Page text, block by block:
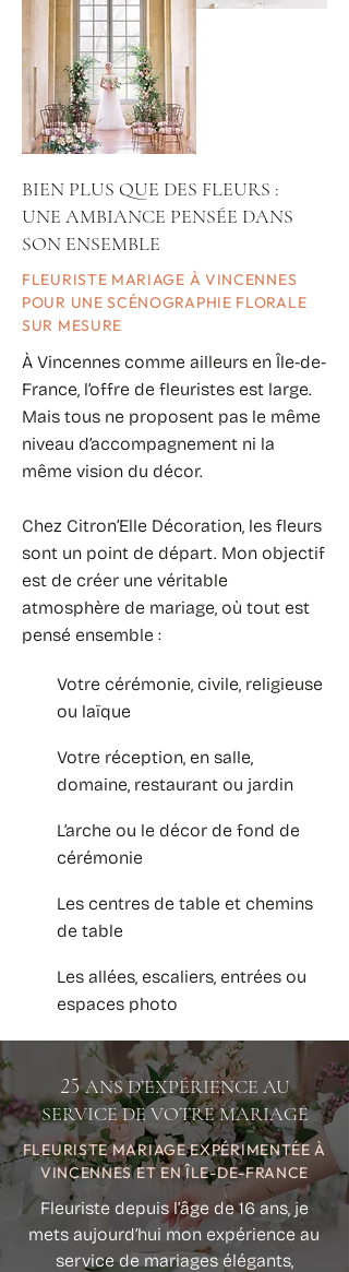
BIEN PLUS QUE DES FLEURS :
UNE AMBIANCE PENSÉE DANS
SON ENSEMBLE
FLEURISTE MARIAGE À VINCENNES
POUR UNE SCÉNOGRAPHIE FLORALE
SUR MESURE
À Vincennes comme ailleurs en Île-de-
France, l’offre de fleuristes est large.
Mais tous ne proposent pas le même
niveau d’accompagnement ni la
même vision du décor.
Chez Citron’Elle Décoration, les fleurs
sont un point de départ. Mon objectif
est de créer une véritable
atmosphère de mariage, où tout est
pensé ensemble :
Votre cérémonie, civile, religieuse
ou laïque
Votre réception, en salle,
domaine, restaurant ou jardin
L’arche ou le décor de fond de
cérémonie
Les centres de table et chemins
de table
Les allées, escaliers, entrées ou
espaces photo
25ANS D’EXPÉRIENCE AU
SERVICE DE VOTRE MARIAGE
FLEURISTE MARIAGE EXPÉRIMENTÉE À
VINCENNES ET EN ÎLE-DE-FRANCE
Fleuriste depuis l’âge de 16 ans, je
mets aujourd’hui mon expérience au
service de mariages élégants,